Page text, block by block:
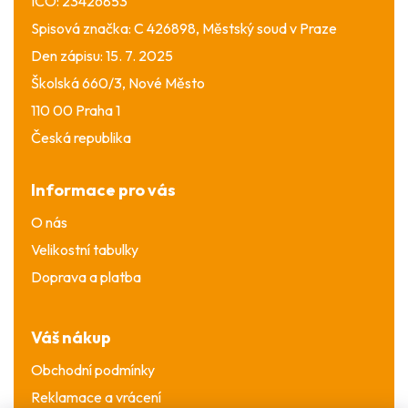
Spisová značka: C 426898, Městský soud v Praze
Den zápisu: 15. 7. 2025
Školská 660/3, Nové Město
110 00 Praha 1
Česká republika
Informace pro vás
O nás
Velikostní tabulky
Doprava a platba
Váš nákup
Obchodní podmínky
Reklamace a vrácení